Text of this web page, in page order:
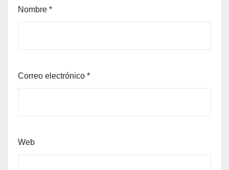
Nombre *
Correo electrónico *
Web